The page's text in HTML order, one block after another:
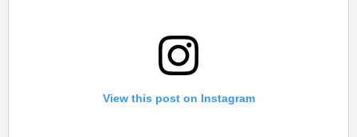
View this post on Instagram